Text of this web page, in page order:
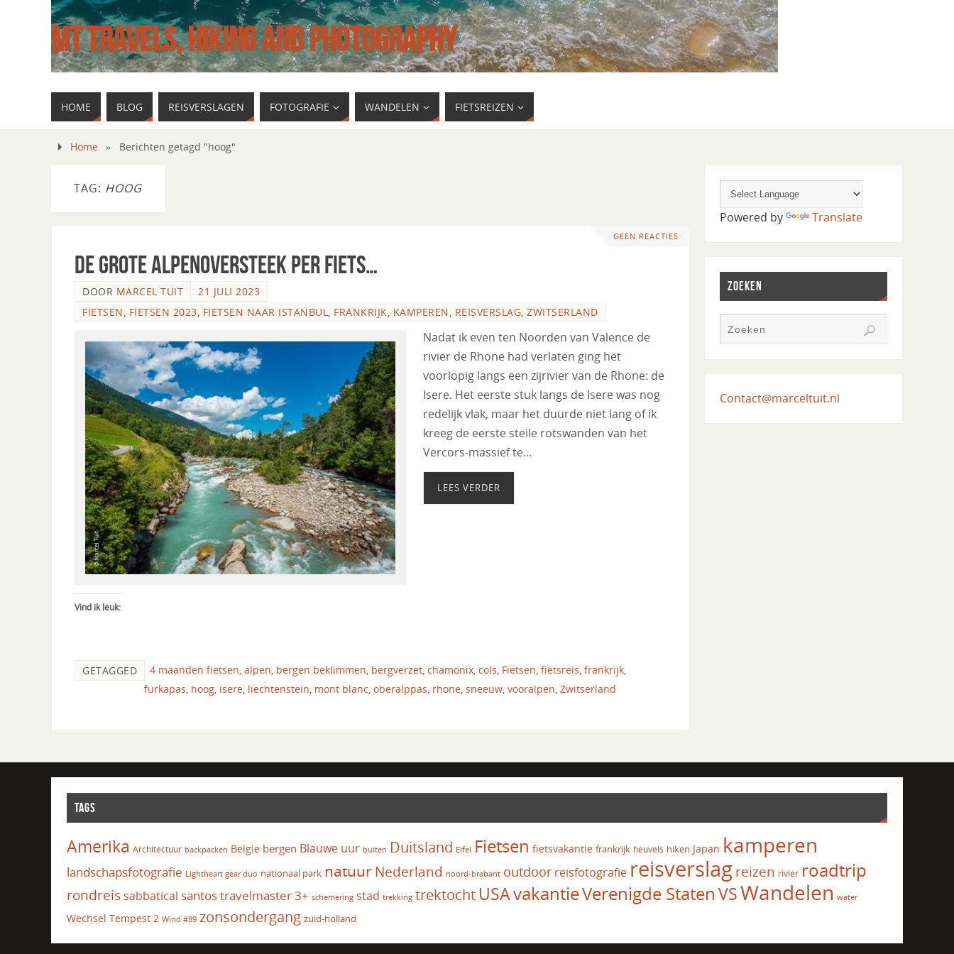
MT TRAVELS, HIKING AND PHOTOGRAPHY
HOME BLOG REISVERSLAGEN FOTOGRAFIE WANDELEN FIETSREIZEN
Home » Berichten getagd "hoog"
TAG: HOOG
GEEN REACTIES
De grote Alpenoversteek per fiets…
DOOR MARCEL TUIT
21 JULI 2023
FIETSEN, FIETSEN 2023, FIETSEN NAAR ISTANBUL, FRANKRIJK, KAMPEREN, REISVERSLAG, ZWITSERLAND
Nadat ik even ten Noorden van Valence de
rivier de Rhone had verlaten ging het
voorlopig langs een zijrivier van de Rhone: de
Isere. Het eerste stuk langs de Isere was nog
redelijk vlak, maar het duurde niet lang of ik
kreeg de eerste steile rotswanden van het
Vercors-massief te…
LEES VERDER
Vind ik leuk:
GETAGGED 4 maanden fietsen alpen bergen beklimmen bergverzet chamonix cols Fietsen fietsreis frankrijk
furkapas hoog isere liechtenstein mont blanc oberalppas rhone sneeuw vooralpen Zwitserland
Powered by Translate
ZOEKEN
Contact@marceltuit.nl
TAGS
Amerika Architectuur backpacken Belgie bergen Blauwe uur buiten Duitsland Eifel Fietsen fietsvakantie frankrijk heuvels hiken Japan kamperen
landschapsfotografie Lightheart gear duo nationaal park natuur Nederland noord-brabant outdoor reisfotografie reisverslag reizen rivier roadtrip
rondreis sabbatical santos travelmaster 3+ schemering stad trekking trektocht USAvakantieVerenigde StatenVSWandelen water
Wechsel Tempest 2 Wind #89 zonsondergang zuid-holland